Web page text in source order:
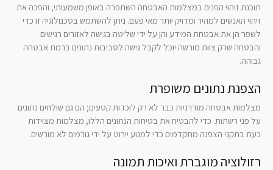
תוכנת זיהוי הפנים במצלמות האבטחה השתפרה באופן משמעותי, והפכה את
זיהוי האנשים למהיר ומדויק יותר מאי פעם. ניתן להשתמש בטכנולוגיה זו כדי
לשפר הן את אבטחת המידע והן על ידי שליטה בגישה לאזורים רגישים
והבטחה שרק צוות מורשה יוכל לקבל גישה לסביבות נתונים ברמת אבטחה
גבוהה.
הצפנת נתונים משופרת
מצלמות אבטחה מודרניות כבר לא רק לוכדות קטעים; הם גם שולחים נתונים
על פני רשתות. כדי להבטיח את בטיחות הנתונים הללו, מצלמות מצוידות
כעת בתקני הצפנה מתקדמים כדי למנוע יירוט על ידי גורמים לא מורשים.
רזולוציה מוגברת ואיכות תמונה